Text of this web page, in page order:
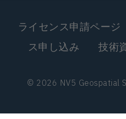
ライセンス申請ページ
ス申し込み
技術
© 2026 NV5 Geospatial